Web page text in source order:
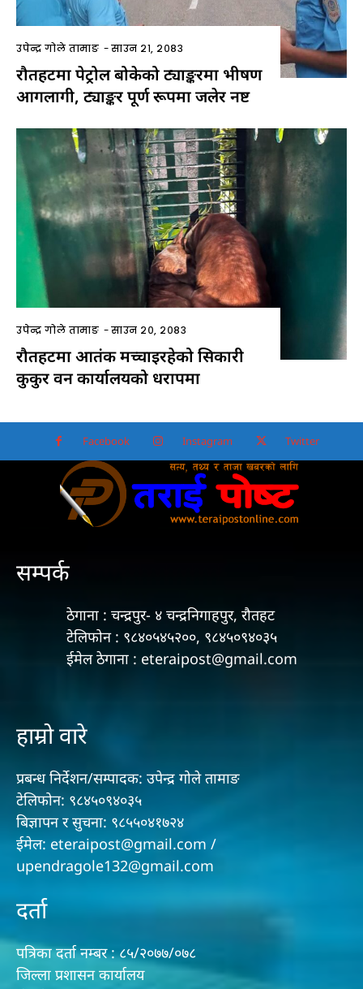
सम्पर्क
ठेगाना : चन्द्रपुर- ४ चन्द्रनिगाहपुर, रौतहट
टेलिफोन : ९८४०५४५२००, ९८४५०९४०३५
ईमेल ठेगाना : eteraipost@gmail.com
हाम्रो वारे
प्रबन्ध निर्देशन/सम्पादक: उपेन्द्र गोले तामाङ
टेलिफोन: ९८४५०९४०३५
बिज्ञापन र सुचना: ९८५५०४१७२४
ईमेल: eteraipost@gmail.com /
upendragole132@gmail.com
दर्ता
पत्रिका दर्ता नम्बर : ८५/२०७७/०७८
जिल्ला प्रशासन कार्यालय